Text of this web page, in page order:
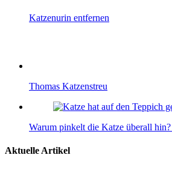
Katzenurin entfernen
Thomas Katzenstreu
Warum pinkelt die Katze überall
Aktuelle Artikel